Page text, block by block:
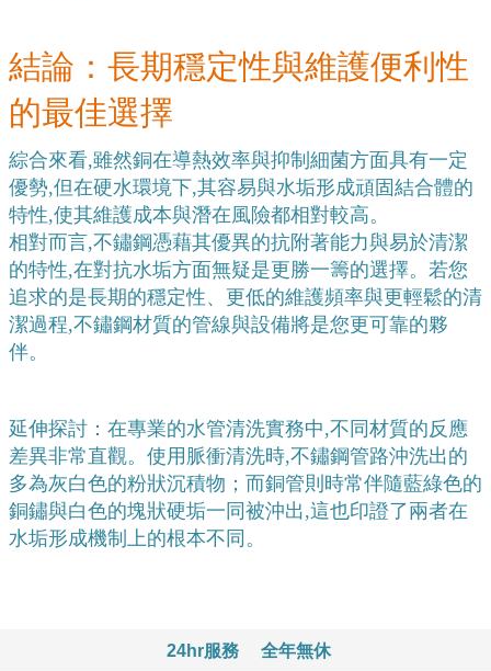
結論：長期穩定性與維護便利性
的最佳選擇
綜合來看,雖然銅在導熱效率與抑制細菌方面具有一定
優勢,但在硬水環境下,其容易與水垢形成頑固結合體的
特性,使其維護成本與潛在風險都相對較高。
相對而言,不鏽鋼憑藉其優異的抗附著能力與易於清潔
的特性,在對抗水垢方面無疑是更勝一籌的選擇。若您
追求的是長期的穩定性、更低的維護頻率與更輕鬆的清
潔過程,不鏽鋼材質的管線與設備將是您更可靠的夥
伴。
延伸探討：在專業的水管清洗實務中,不同材質的反應
差異非常直觀。使用脈衝清洗時,不鏽鋼管路沖洗出的
多為灰白色的粉狀沉積物；而銅管則時常伴隨藍綠色的
銅鏽與白色的塊狀硬垢一同被沖出,這也印證了兩者在
水垢形成機制上的根本不同。
24hr服務 全年無休